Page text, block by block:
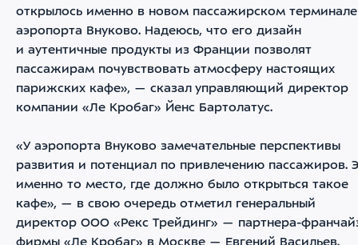
открылось именно в новом пассажирском терминале
аэропорта Внуково. Надеюсь, что его дизайн
и аутентичные продукты из Франции позволят
пассажирам почувствовать атмосферу настоящих
парижских кафе», — сказал управляющий директор
компании «Ле Кробаг» Йенс Бартолатус.
«У аэропорта Внуково замечательные перспективы
развития и потенциал по привлечению пассажиров.
именно то место, где должно было открыться такое
кафе», — в свою очередь отметил генеральный
директор ООО «Рекс Трейдинг» — партнера-